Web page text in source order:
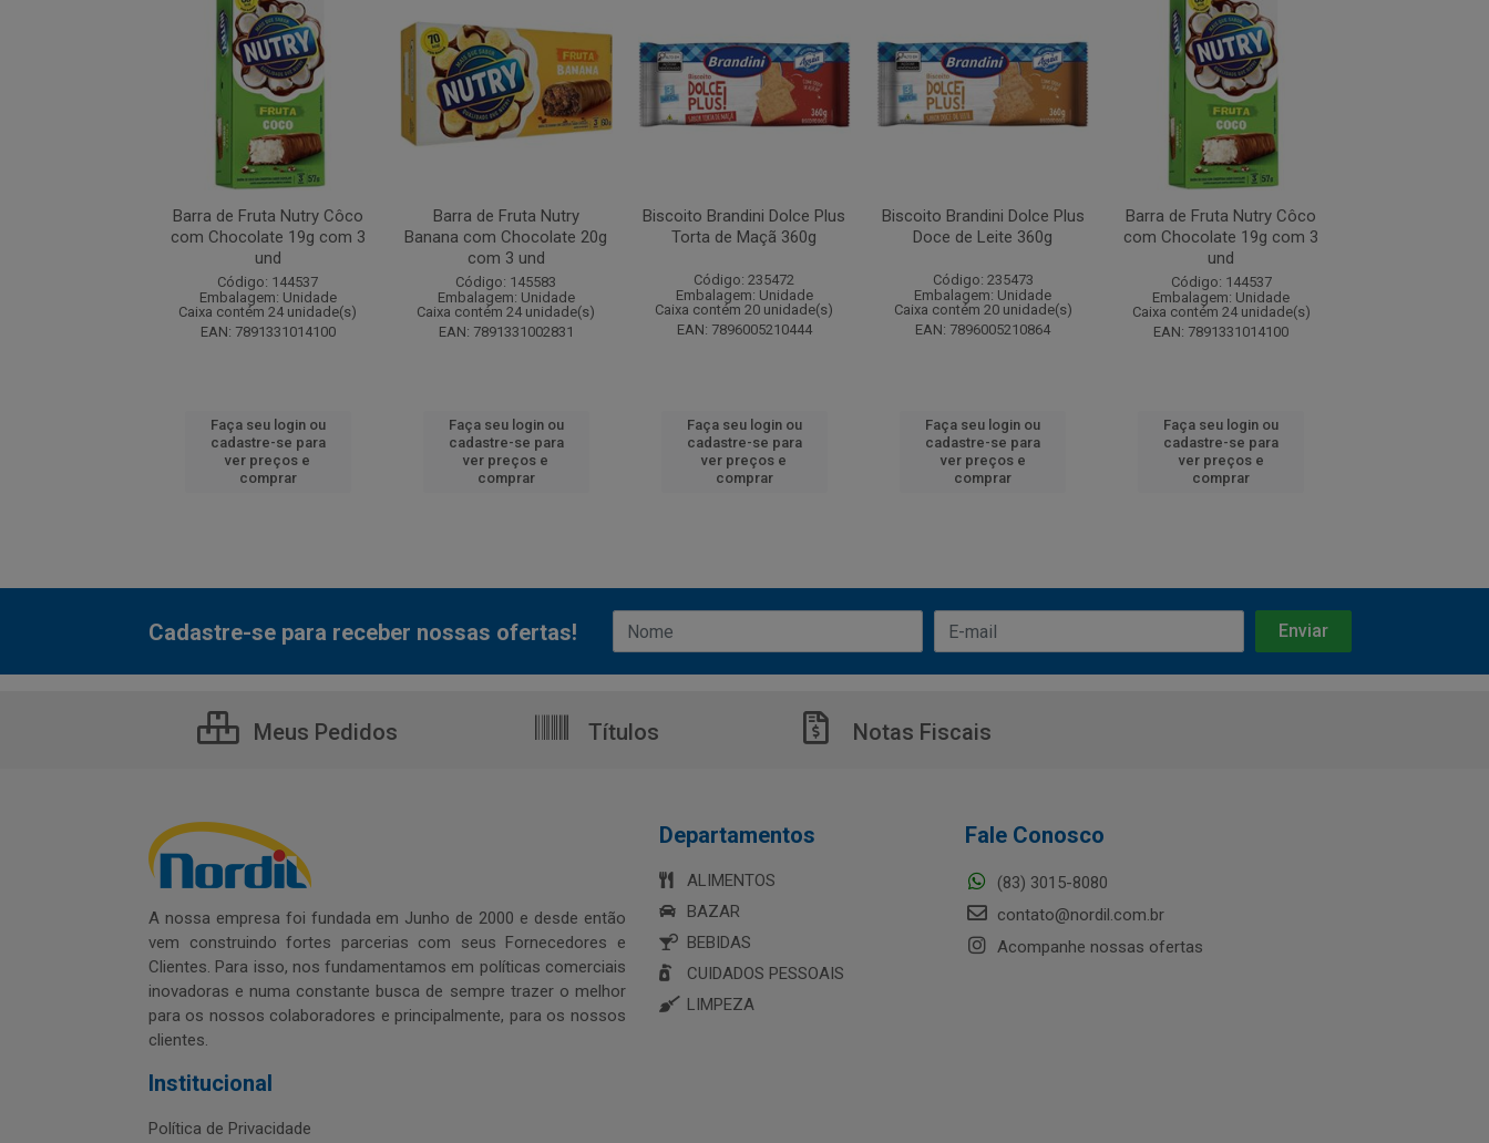
Barra de Fruta Nutry Côco
com Chocolate 19g com 3
und
Código: 144537
Embalagem: Unidade
Caixa contém 24 unidade(s)
EAN: 7891331014100
Faça seu login ou
cadastre-se para
ver preços e
comprar
Barra de Fruta Nutry
Banana com Chocolate 20g
com 3 und
Código: 145583
Embalagem: Unidade
Caixa contém 24 unidade(s)
EAN: 7891331002831
Faça seu login ou
cadastre-se para
ver preços e
comprar
Biscoito Brandini Dolce Plus
Torta de Maçã 360g
Código: 235472
Embalagem: Unidade
Caixa contém 20 unidade(s)
EAN: 7896005210444
Faça seu login ou
cadastre-se para
ver preços e
comprar
Biscoito Brandini Dolce Plus
Doce de Leite 360g
Código: 235473
Embalagem: Unidade
Caixa contém 20 unidade(s)
EAN: 7896005210864
Faça seu login ou
cadastre-se para
ver preços e
comprar
Barra de Fruta Nutry Côco
com Chocolate 19g com 3
und
Código: 144537
Embalagem: Unidade
Caixa contém 24 unidade(s)
EAN: 7891331014100
Faça seu login ou
cadastre-se para
ver preços e
comprar
Cadastre-se para receber nossas ofertas!
Meus Pedidos Títulos Notas Fiscais
A nossa empresa foi fundada em Junho de 2000 e desde então
vem construindo fortes parcerias com seus Fornecedores e
Clientes. Para isso, nos fundamentamos em políticas comerciais
inovadoras e numa constante busca de sempre trazer o melhor
para os nossos colaboradores e principalmente, para os nossos
clientes.
Institucional
Política de Privacidade
Departamentos
ALIMENTOS
BAZAR
BEBIDAS
CUIDADOS PESSOAIS
LIMPEZA
Fale Conosco
(83) 3015-8080
contato@nordil.com.br
Acompanhe nossas ofertas